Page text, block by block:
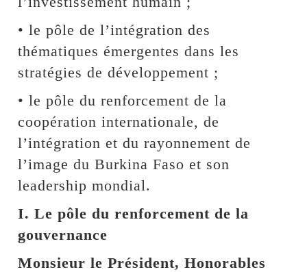
• le pôle de l’intégration des
thématiques émergentes dans les
stratégies de développement ;
• le pôle du renforcement de la
coopération internationale, de
l’intégration et du rayonnement de
l’image du Burkina Faso et son
leadership mondial.
I. Le pôle du renforcement de la
gouvernance
Monsieur le Président, Honorables